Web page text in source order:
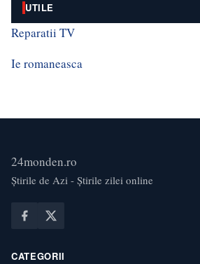
UTILE
Reparatii TV
Ie romaneasca
24monden.ro
Știrile de Azi - Știrile zilei online
CATEGORII